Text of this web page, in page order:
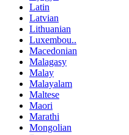
Latin
Latvian
Lithuanian
Luxembou..
Macedonian
Malagasy
Malay
Malayalam
Maltese
Maori
Marathi
Mongolian